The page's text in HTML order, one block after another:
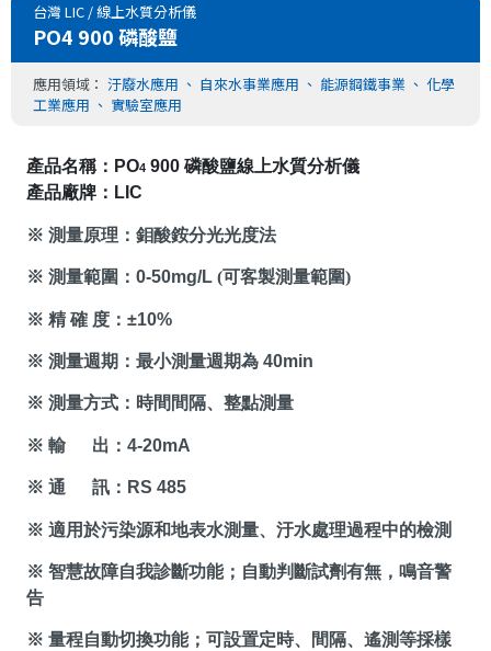
台灣 LIC /線上水質分析儀
PO4 900 磷酸鹽
應用領域： 汙廢水應用 、 自來水事業應用 、 能源鋼鐵事業 、 化學
工業應用 、 實驗室應用
產品名稱： PO4 900 磷酸鹽線上水質分析儀
產品廠牌： LIC
※ 測量原理：鉬酸銨分光光度法
※ 測量範圍：0-50mg/L (可客製測量範圍)
※ 精 確 度：±10%
※ 測量週期：最小測量週期為40min
※ 測量方式：時間間隔、整點測量
※ 輸 出：4-20mA
※ 通 訊： RS 485
※ 適用於污染源和地表水測量、汙水處理過程中的檢測
※ 智慧故障自我診斷功能；自動判斷試劑有無，鳴音警
告
※ 量程自動切換功能；可設置定時、間隔、遙測等採樣